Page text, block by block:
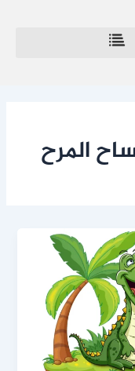
المرح